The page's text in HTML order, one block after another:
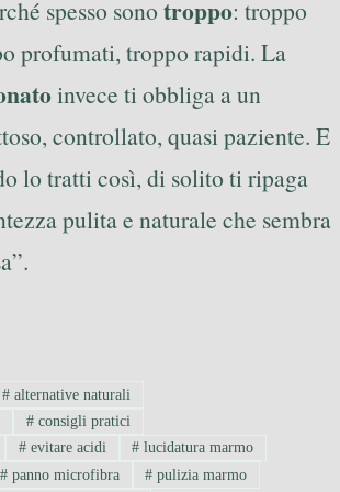
spesso sono troppo: troppo
profumati, troppo rapidi. La
invece ti obbliga a un
controllato, quasi paziente. E
lo tratti così, di solito ti ripaga
pulita e naturale che sembra
#alternative naturali
#consigli pratici
#evitare acidi # lucidatura marmo
#panno microfibra # pulizia marmo